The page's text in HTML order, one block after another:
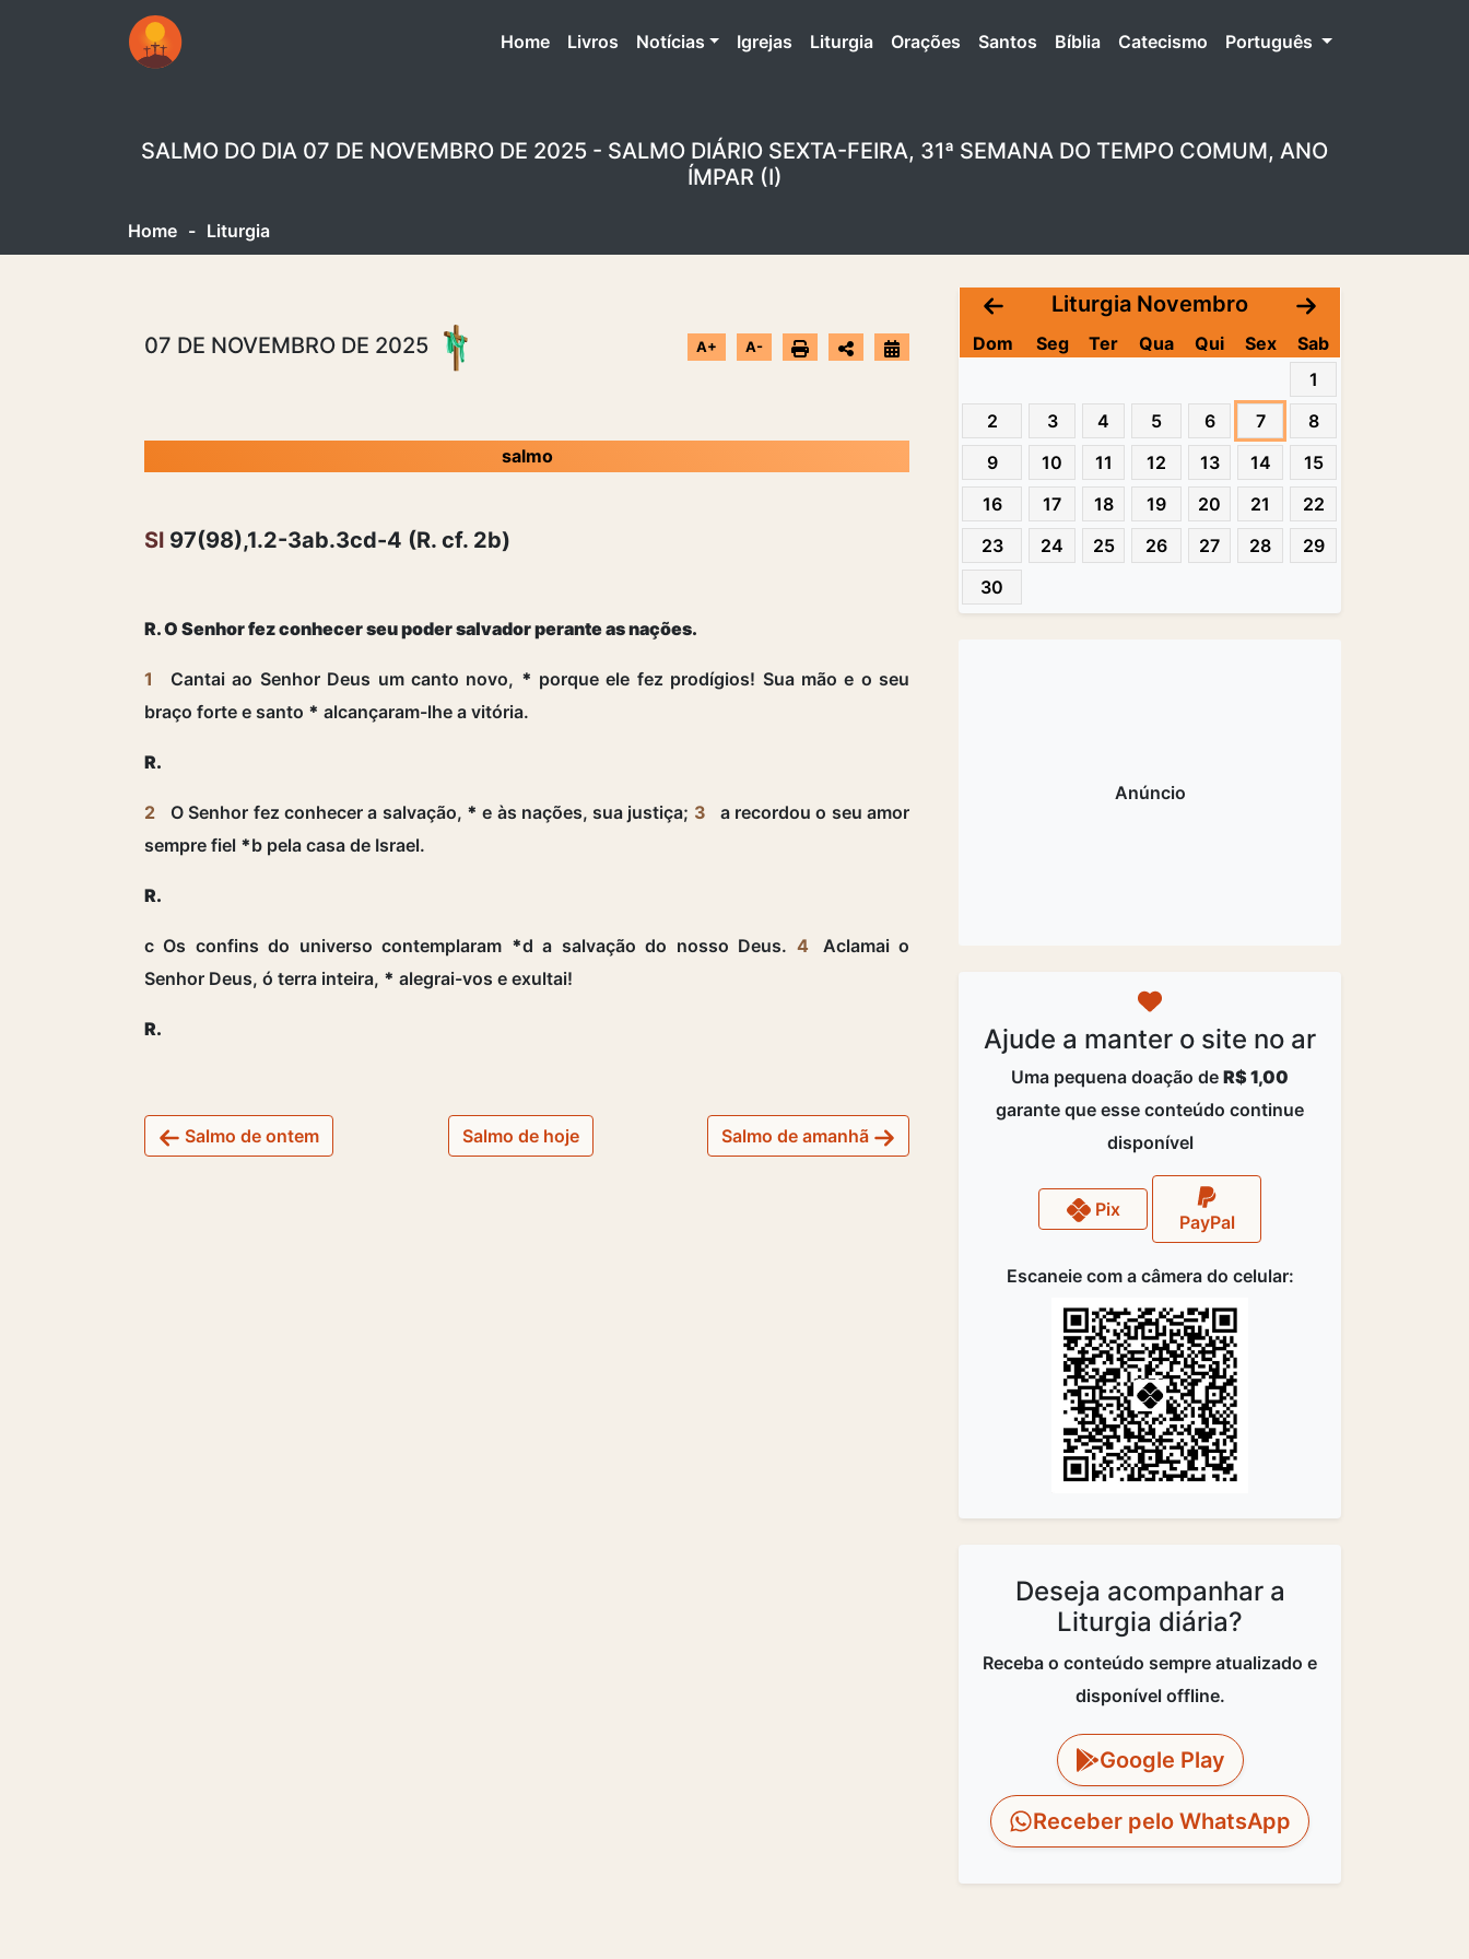
Home(atual)
Livros Notícias Igrejas Liturgia Orações Santos Bíblia Catecismo Português
SALMO DO DIA 07 DE NOVEMBRO DE 2025 - SALMO DIÁRIO SEXTA-FEIRA, 31ª SEMANA DO TEMPO COMUM, ANO
ÍMPAR (I)
Home - Liturgia
07 DE NOVEMBRO DE 2025 A+ A-
salmo
Sl 97(98),1.2-3ab.3cd-4 (R. cf. 2b)
R. O Senhor fez conhecer seu poder salvador perante as nações.
1 Cantai ao Senhor Deus um canto novo, * porque ele fez prodígios! Sua mão e o seu
braço forte e santo * alcançaram-lhe a vitória.
R.
2 O Senhor fez conhecer a salvação, * e às nações, sua justiça; 3
a recordou o seu amor
sempre fiel *b pela casa de Israel.
R.
c Os confins do universo contemplaram *d a salvação do nosso Deus. 4
Aclamai o
Senhor Deus, ó terra inteira, * alegrai-vos e exultai!
R.
Salmo de ontem Salmo de hoje Salmo de amanhã
Liturgia Novembro
Dom Seg Ter Qua Qui Sex
Sab
1
2
3 4 5 6 7
8
9
10 11 12 13 14
15
16
17 18 19 20 21
22
23
24 25 26 27 28
29
30
Ajude a manter o site no ar
Uma pequena doação de R$ 1,00
garante que esse conteúdo continue
disponível
Pix
PayPal
Escaneie com a câmera do celular:
Deseja acompanhar a
Liturgia diária?
Receba o conteúdo sempre atualizado e
disponível offline.
Google Play
Receber pelo WhatsApp